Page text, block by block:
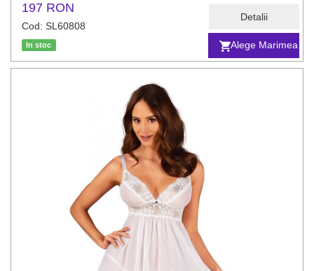
Alege Marimea
Detalii
197 RON
Cod: SL60808
In stoc